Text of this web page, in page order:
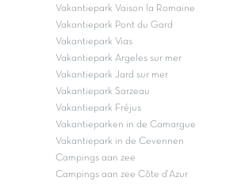
Vakantiepark Vaison la Romaine
Vakantiepark Pont du Gard
Vakantiepark Vias
Vakantiepark Argeles sur mer
Vakantiepark Jard sur mer
Vakantiepark Sarzeau
Vakantiepark Fréjus
Vakantieparken in de Camargue
Vakantiepark in de Cevennen
Campings aan zee
Campings aan zee Côte d'Azur